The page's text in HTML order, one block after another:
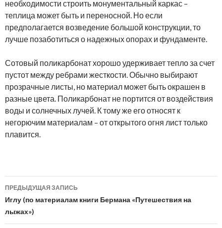
необходимости строить монументальный каркас –
теплица может быть и переносной. Но если
предполагается возведение большой конструкции, то
лучше позаботиться о надежных опорах и фундаменте.
Сотовый поликарбонат хорошо удерживает тепло за счет
пустот между ребрами жесткости. Обычно выбирают
прозрачные листы, но материал может быть окрашен в
разные цвета. Поликарбонат не портится от воздействия
воды и солнечных лучей. К тому же его относят к
негорючим материалам – от открытого огня лист только
плавится.
Навигация
по
ПРЕДЫДУЩАЯ ЗАПИСЬ
Иглу (по материалам книги Бермана «Путешествия на
лыжах»)